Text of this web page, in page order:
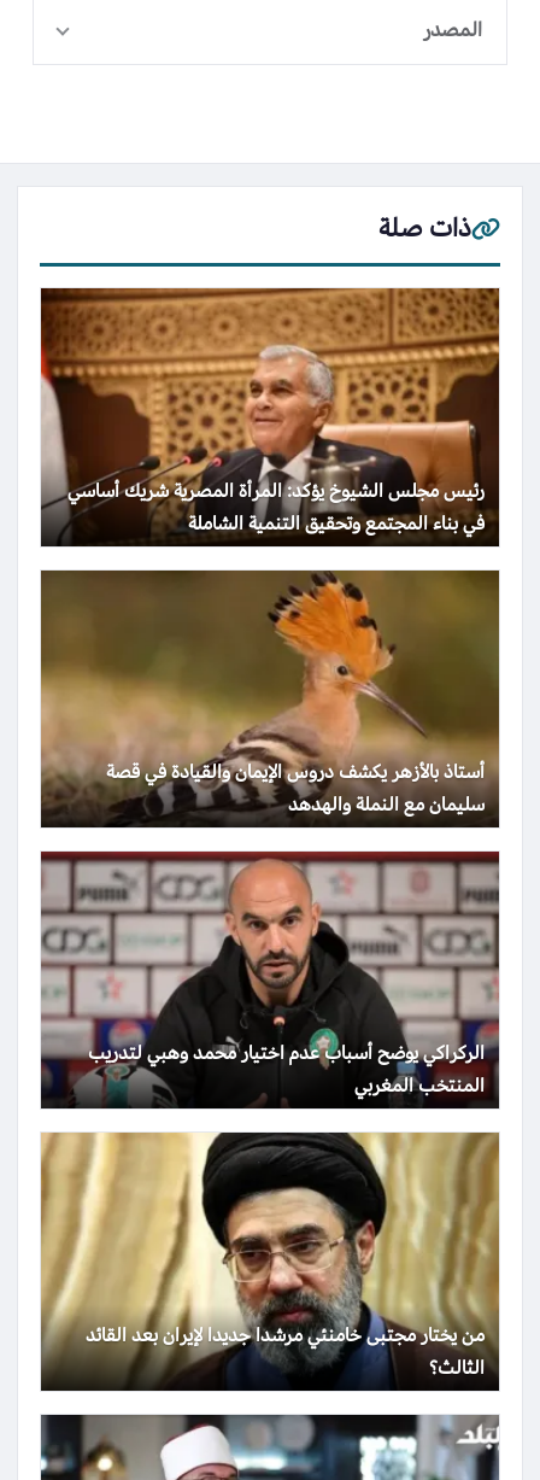
المصدر
ذات صلة
رئيس مجلس الشيوخ يؤكد: المرأة المصرية شريك أساسي
في بناء المجتمع وتحقيق التنمية الشاملة
أستاذ بالأزهر يكشف دروس الإيمان والقيادة في قصة
سليمان مع النملة والهدهد
الركراكي يوضح أسباب عدم اختيار محمد وهبي لتدريب
المنتخب المغربي
من يختار مجتبى خامنئي مرشدا جديدا لإيران بعد القائد
الثالث؟